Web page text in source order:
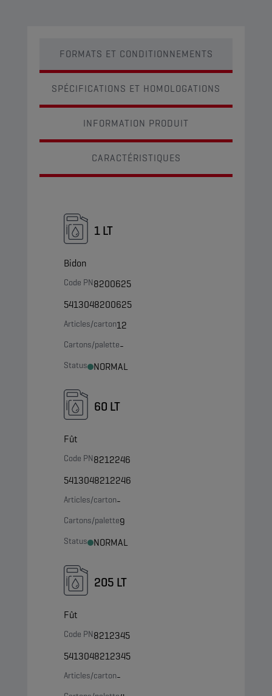
FORMATS ET CONDITIONNEMENTS
SPÉCIFICATIONS ET HOMOLOGATIONS
INFORMATION PRODUIT
CARACTÉRISTIQUES
1 LT
Bidon
Code PN8200625
5413048200625
Articles/carton12
Cartons/palette-
Status NORMAL
60 LT
Fût
Code PN8212246
5413048212246
Articles/carton-
Cartons/palette9
Status NORMAL
205 LT
Fût
Code PN8212345
5413048212345
Articles/carton-